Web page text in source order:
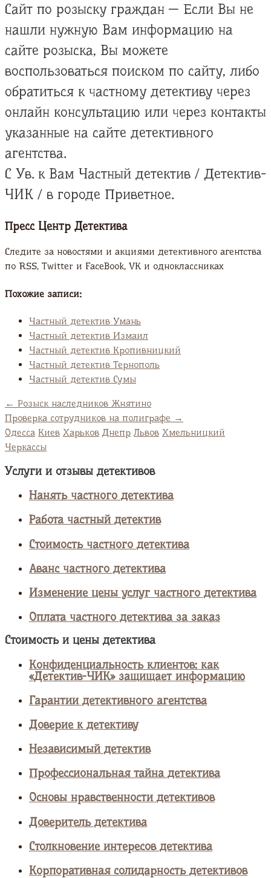
Сайт по розыску граждан — Если Вы не
нашли нужную Вам информацию на
сайте розыска, Вы можете
воспользоваться поиском по сайту, либо
обратиться к частному детективу через
онлайн консультацию или через контакты
указанные на сайте детективного
агентства.
С Ув. к Вам Частный детектив / Детектив-
ЧИК / в городе Приветное.
Пресс Центр Детектива
Следите за новостями и акциями детективного агентства
по RSS, Twitter и FaсeBook, VK и одноклассниках
Похожие записи:
Частный детектив Умань
Частный детектив Измаил
Частный детектив Кропивницкий
Частный детектив Тернополь
Частный детектив Сумы
← Розыск наследников Жнятино
Проверка сотрудников на полиграфе →
Одесса Киев Харьков Днепр Львов Хмельницкий
Черкассы
Услуги и отзывы детективов
Нанять частного детектива
Работа частный детектив
Стоимость частного детектива
Аванс частного детектива
Изменение цены услуг частного детектива
Оплата частного детектива за заказ
Стоимость и цены детектива
Конфиденциальность клиентов: как
«Детектив-ЧИК» защищает информацию
Гарантии детективного агентства
Доверие к детективу
Независимый детектив
Профессиональная тайна детектива
Основы нравственности детективов
Доверитель детектива
Столкновение интересов детектива
Корпоративная солидарность детективов